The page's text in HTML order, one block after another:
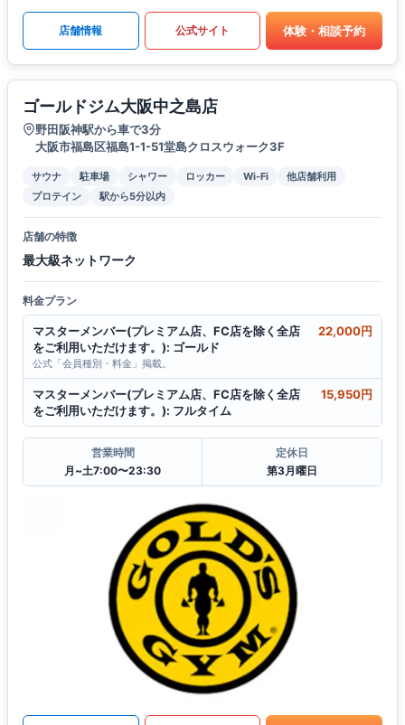
店舗情報 公式サイト 体験・相談予約
ゴールドジム大阪中之島店
野田阪神駅から車で3分
大阪市福島区福島1-1-51堂島クロスウォーク3F
サウナ 駐車場 シャワー ロッカー Wi-Fi
他店舗利用
プロテイン
駅から5分以内
店舗の特徴
最大級ネットワーク
料金プラン
マスターメンバー(プレミアム店、FC店を除く全店
をご利用いただけます。): ゴールド
22,000円
公式「会員種別・料金」掲載。
マスターメンバー(プレミアム店、FC店を除く全店
をご利用いただけます。): フルタイム
15,950円
営業時間
月~土7:00〜23:30
定休日
第3月曜日